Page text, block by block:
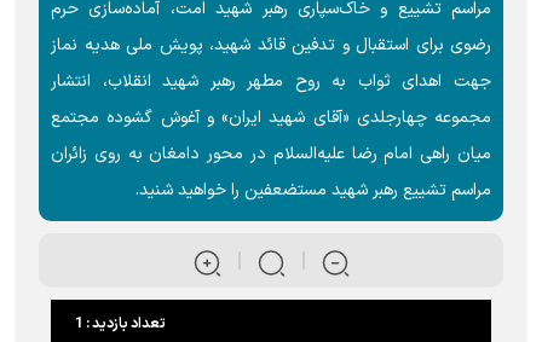
مراسم تشییع و خاک‌سپاری رهبر شهید امت، آماده‌سازی حرم
رضوی برای استقبال و تدفین قائد شهید، پویش ملی هدیه نماز
جهت اهدای ثواب به روح مطهر رهبر شهید انقلاب، انتشار
مجموعه چهارجلدی «آقای شهید ایران» و آغوش گشوده مجتمع
میان راهی امام رضا علیه‌السلام در محور دامغان به روی زائران
مراسم تشییع رهبر شهید مستضعفین را خواهید شنید.
تعداد بازدید : 1